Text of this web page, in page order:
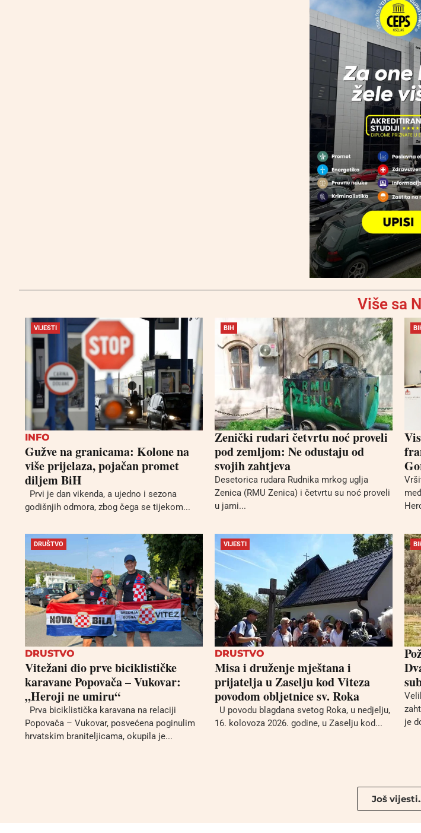
Više sa
VIJESTI
INFO
Gužve na granicama: Kolone na
više prijelaza, pojačan promet
diljem BiH
Prvi je dan vikenda, a ujedno i sezona
godišnjih odmora, zbog čega se tijekom...
BIH
Zenički rudari četvrtu noć proveli
pod zemljom: Ne odustaju od
svojih zahtjeva
Desetorica rudara Rudnika mrkog uglja
Zenica (RMU Zenica) i četvrtu su noć proveli
u jami...
DRUŠTVO
DRUSTVO
Vitežani dio prve biciklističke
karavane Popovača – Vukovar:
„Heroji ne umiru“
Prva biciklistička karavana na relaciji
Popovača – Vukovar, posvećena poginulim
hrvatskim braniteljicama, okupila je...
VIJESTI
DRUSTVO
Misa i druženje mještana i
prijatelja u Zaselju kod Viteza
povodom obljetnice sv. Roka
U povodu blagdana svetog Roka, u nedjelju,
16. kolovoza 2026. godine, u Zaselju kod...
je
Još